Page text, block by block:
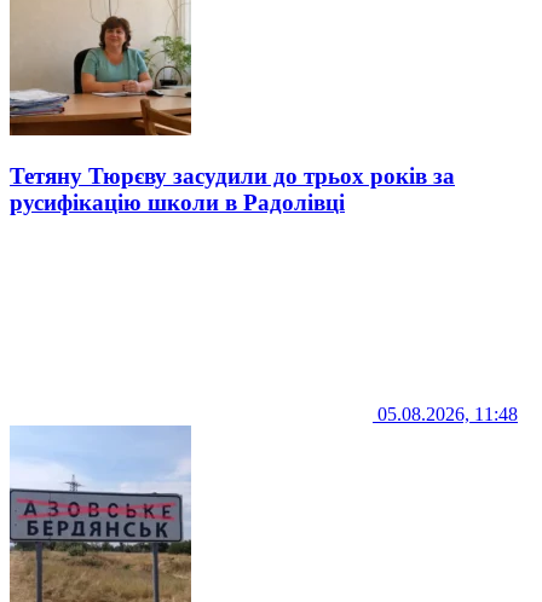
Тетяну Тюрєву засудили до трьох років за
русифікацію школи в Радолівці
05.08.2026, 11:48